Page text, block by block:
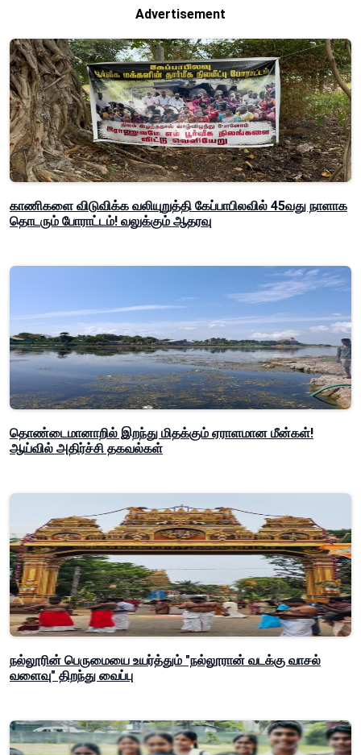
Advertisement
காணிகளை விடுவிக்க வலியுறுத்தி கேப்பாபிலவில் 45வது நாளாக
தொடரும் போராட்டம்! வலுக்கும் ஆதரவு
தொண்டைமானாறில் இறந்து மிதக்கும் ஏராளமான மீன்கள்!
ஆய்வில் அதிர்ச்சி தகவல்கள்
நல்லூரின் பெருமையை உயர்த்தும் "நல்லூரான் வடக்கு வாசல்
வளைவு" திறந்து வைப்பு